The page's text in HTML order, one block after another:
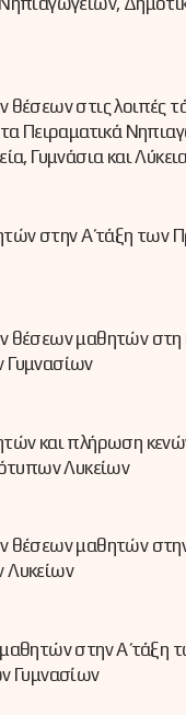
στις λοιπές
Πειραματικά
Γυμνάσια και
στην Α΄ τάξη των
μαθητών στη Β΄
και πλήρωση
Λυκείων
μαθητών στην
στην Α΄ τάξη
Γυμνασίων